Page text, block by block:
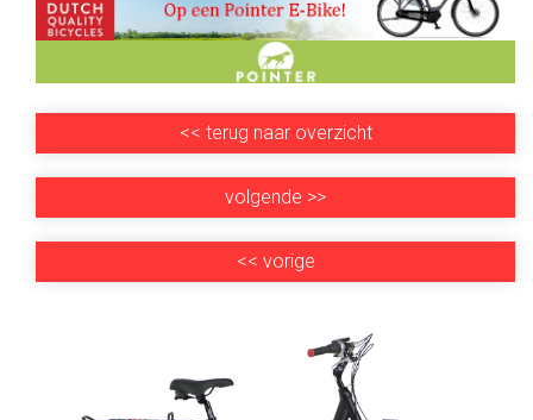
<< terug naar overzicht
volgende >>
<< vorige